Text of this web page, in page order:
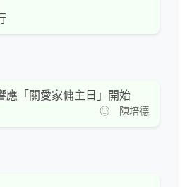
應「關愛家傭主日」開始
◎ 陳培德